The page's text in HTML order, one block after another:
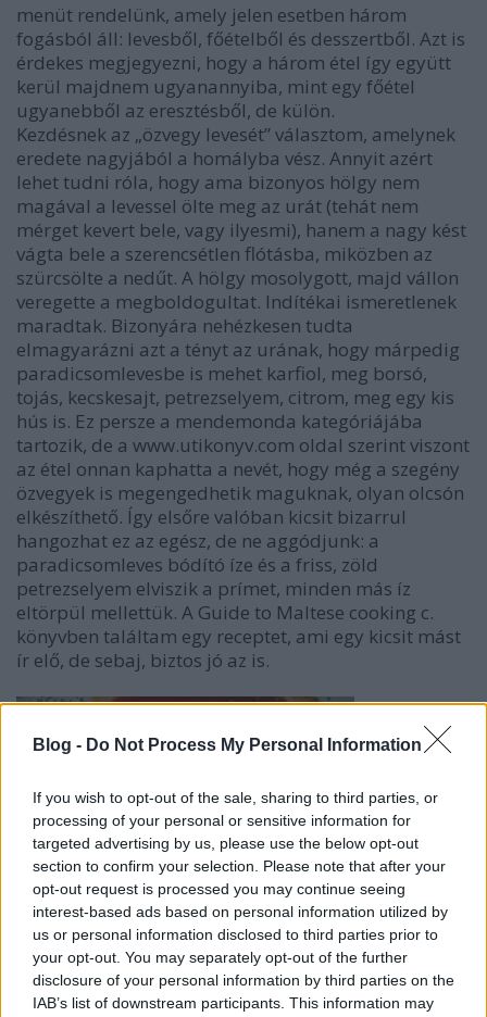
Blog - Do Not Process My Personal Information
If you wish to opt-out of the sale, sharing to third parties, or
processing of your personal or sensitive information for
targeted advertising by us, please use the below opt-out
section to confirm your selection. Please note that after your
opt-out request is processed you may continue seeing
interest-based ads based on personal information utilized by
us or personal information disclosed to third parties prior to
your opt-out. You may separately opt-out of the further
disclosure of your personal information by third parties on the
IAB’s list of downstream participants. This information may
menüt rendelünk, amely jelen esetben három
fogásból áll: levesből, főételből és desszertből. Azt is
érdekes megjegyezni, hogy a három étel így együtt
kerül majdnem ugyanannyiba, mint egy főétel
ugyanebből az eresztésből, de külön.
Kezdésnek az „özvegy levesét” választom, amelynek
eredete nagyjából a homályba vész. Annyit azért
lehet tudni róla, hogy ama bizonyos hölgy nem
magával a levessel ölte meg az urát (tehát nem
mérget kevert bele, vagy ilyesmi), hanem a nagy kést
vágta bele a szerencsétlen flótásba, miközben az
szürcsölte a nedűt. A hölgy mosolygott, majd vállon
veregette a megboldogultat. Indítékai ismeretlenek
maradtak. Bizonyára nehézkesen tudta
elmagyarázni azt a tényt az urának, hogy márpedig
paradicsomlevesbe is mehet karfiol, meg borsó,
tojás, kecskesajt, petrezselyem, citrom, meg egy kis
hús is. Ez persze a mendemonda kategóriájába
tartozik, de a www.utikonyv.com oldal szerint viszont
az étel onnan kaphatta a nevét, hogy még a szegény
özvegyek is megengedhetik maguknak, olyan olcsón
elkészíthető. Így elsőre valóban kicsit bizarrul
hangozhat ez az egész, de ne aggódjunk: a
paradicsomleves bódító íze és a friss, zöld
petrezselyem elviszik a prímet, minden más íz
eltörpül mellettük. A Guide to Maltese cooking c.
könyvben találtam egy receptet, ami egy kicsit mást
ír elő, de sebaj, biztos jó az is.
Hozzávalók
2 hagyma